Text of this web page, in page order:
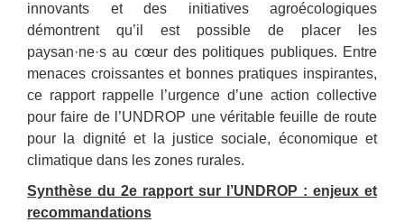
innovants et des initiatives agroécologiques
démontrent qu’il est possible de placer les
paysan·ne·s au cœur des politiques publiques. Entre
menaces croissantes et bonnes pratiques inspirantes,
ce rapport rappelle l’urgence d’une action collective
pour faire de l’UNDROP une véritable feuille de route
pour la dignité et la justice sociale, économique et
climatique dans les zones rurales.
Synthèse du 2e rapport sur l’UNDROP : enjeux et
recommandations